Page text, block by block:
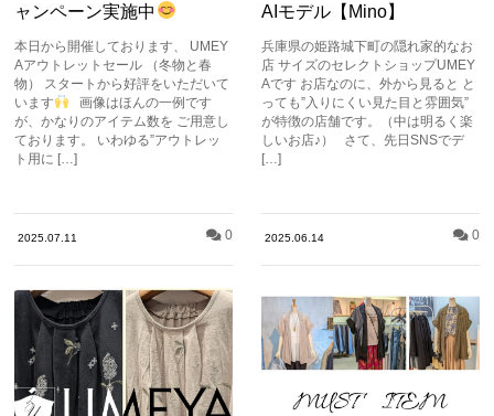
ャンペーン実施中
本日から開催しております、 UMEY
Aアウトレットセール （冬物と春
物） スタートから好評をいただいて
います
画像はほんの一例です
が、かなりのアイテム数を ご用意し
ております。 いわゆる”アウトレッ
ト用に […]
AIモデル【Mino】
兵庫県の姫路城下町の隠れ家的なお
店 サイズのセレクトショップUMEY
Aです お店なのに、外から見ると と
っても”入りにくい見た目と雰囲気”
が特徴の店舗です。（中は明るく楽
しいお店♪） さて、先日SNSでデ
[…]
2025.07.11 0 2025.06.14 0